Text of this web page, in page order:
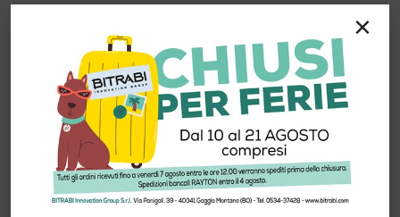
×
garantire uno sviluppo stabile e duraturo.